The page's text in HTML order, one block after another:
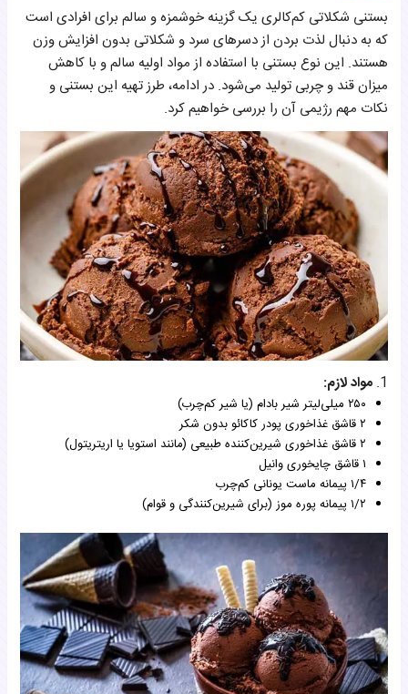
بستنی شکلاتی کم‌کالری یک گزینه خوشمزه و سالم برای افرادی است
که به دنبال لذت بردن از دسرهای سرد و شکلاتی بدون افزایش وزن
هستند. این نوع بستنی با استفاده از مواد اولیه سالم و با کاهش
میزان قند و چربی تولید می‌شود. در ادامه، طرز تهیه این بستنی و
نکات مهم رژیمی آن را بررسی خواهیم کرد.
1. مواد لازم:
۲۵۰ میلی‌لیتر شیر بادام (یا شیر کم‌چرب)
۲ قاشق غذاخوری پودر کاکائو بدون شکر
۲ قاشق غذاخوری شیرین‌کننده طبیعی (مانند استویا یا اریتریتول)
۱ قاشق چایخوری وانیل
۱/۴ پیمانه ماست یونانی کم‌چرب
۱/۲ پیمانه پوره موز (برای شیرین‌کنندگی و قوام)